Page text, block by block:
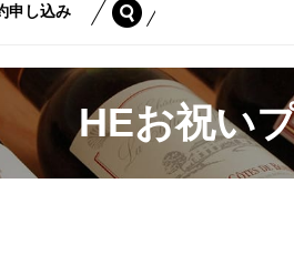
申し込み search
HEお祝い